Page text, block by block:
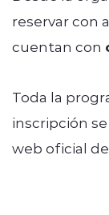
reservar con
cuentan con
Toda la
inscripción
web oficial